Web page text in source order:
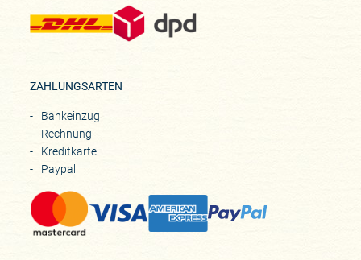
ZAHLUNGSARTEN
Bankeinzug
Rechnung
Kreditkarte
Paypal